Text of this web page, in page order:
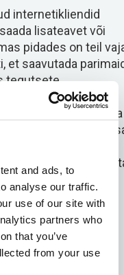
and ads, to
analyse our traffic.
use of our site with
partners who
that you’ve
from your use
internetikliendid
lisateavet või
pidades on teil
et saavutada
tegutsete
valdkonnas, on hea
Selle asemel, et
jõuda, võiksite
teenuste
kõige
teid